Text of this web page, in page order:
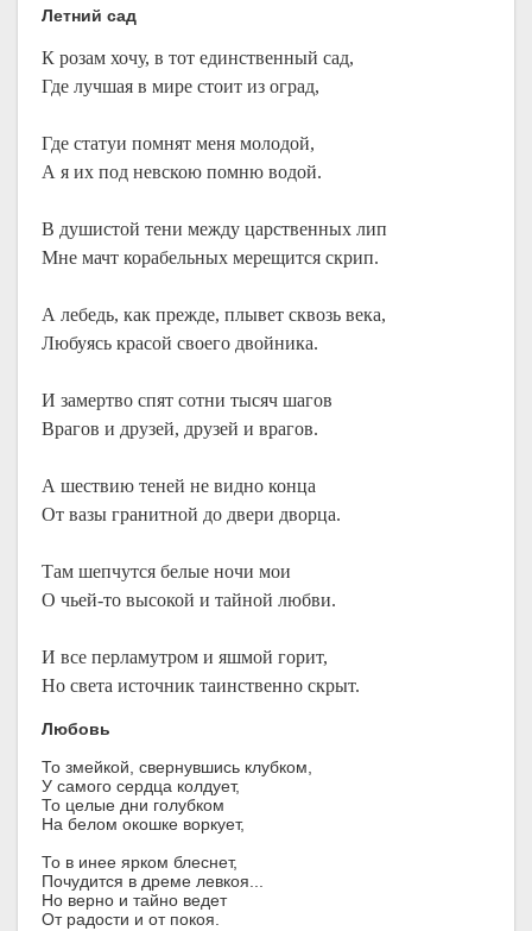
Летний сад
К розам хочу, в тот единственный сад,
Где лучшая в мире стоит из оград,
Где статуи помнят меня молодой,
А я их под невскою помню водой.
В душистой тени между царственных лип
Мне мачт корабельных мерещится скрип.
А лебедь, как прежде, плывет сквозь века,
Любуясь красой своего двойника.
И замертво спят сотни тысяч шагов
Врагов и друзей, друзей и врагов.
А шествию теней не видно конца
От вазы гранитной до двери дворца.
Там шепчутся белые ночи мои
О чьей-то высокой и тайной любви.
И все перламутром и яшмой горит,
Но света источник таинственно скрыт.
Любовь
То змейкой, свернувшись клубком,
У самого сердца колдует,
То целые дни голубком
На белом окошке воркует,
То в инее ярком блеснет,
Почудится в дреме левкоя...
Но верно и тайно ведет
От радости и от покоя.